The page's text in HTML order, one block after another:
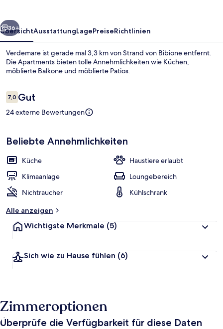
Weiter
36+
ÜbersichtAusstattungLagePreiseRichtlinien
Verdemare ist gerade mal 3,3 km von Strand von Bibione entfernt.
Die Apartments bieten tolle Annehmlichkeiten wie Küchen,
möblierte Balkone und möblierte Patios.
Bewertungen
7,07,0 von 10.
Gut
24 externe Bewertungen
Beliebte Annehmlichkeiten
Küche
Haustiere erlaubt
Klimaanlage
Loungebereich
Nichtraucher
Kühlschrank
Alle anzeigen
Wichtigste Merkmale (5)
Sich wie zu Hause fühlen (6)
Zimmeroptionen
Überprüfe die Verfügbarkeit für diese Daten